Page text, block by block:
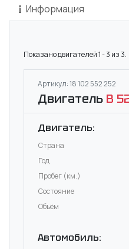
Информация
Показано двигателей 1 - 3 из 3.
Артикул: 18 102 552 252
Двигатель B
Двигатель:
Страна
Год
Пробег (км.)
Состояние
Объём
Автомобиль: